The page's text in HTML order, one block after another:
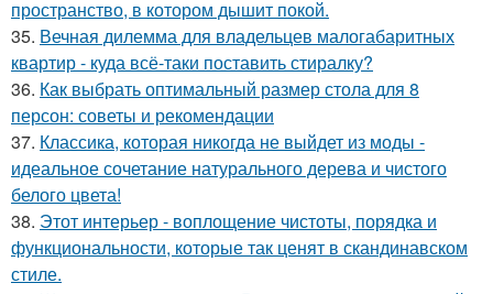
пространство, в котором дышит покой.
35. Вечная дилемма для владельцев малогабаритных
квартир - куда всё-таки поставить стиралку?
36. Как выбрать оптимальный размер стола для 8
персон: советы и рекомендации
37. Классика, которая никогда не выйдет из моды -
идеальное сочетание натурального дерева и чистого
белого цвета!
38. Этот интерьер - воплощение чистоты, порядка и
функциональности, которые так ценят в скандинавском
стиле.